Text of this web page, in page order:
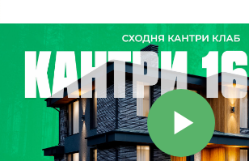
Нажмите на экран, чтобы
активировать генплан